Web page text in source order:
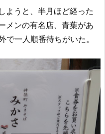
ようと、半月ほど経った
メンの有名店、青葉があ
で一人順番待ちがいた。